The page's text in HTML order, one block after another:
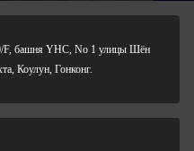
F, башня YHC, No 1 улицы Шён
Коулун, Гонконг.